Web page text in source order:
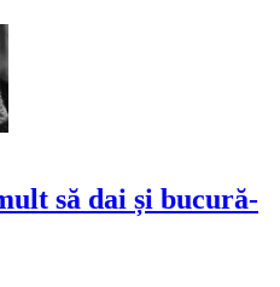
să dai și bucură-